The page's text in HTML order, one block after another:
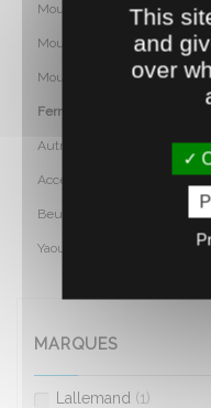
Moules avec fond
Moules sans fond
Moules divers
Ferments bioprotection
Autres
Accessoires
Beurre / creme
Yaourt / fromage blanc
MARQUES
Lallemand (1)
This
and
over